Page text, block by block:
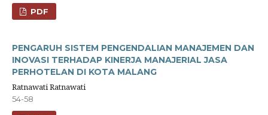
PDF
PENGARUH SISTEM PENGENDALIAN MANAJEMEN DAN
INOVASI TERHADAP KINERJA MANAJERIAL JASA
PERHOTELAN DI KOTA MALANG
Ratnawati Ratnawati
54-58